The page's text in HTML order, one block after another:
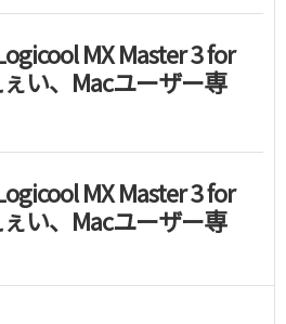
MX Master 3 for
い、Macユーザー専
MX Master 3 for
い、Macユーザー専